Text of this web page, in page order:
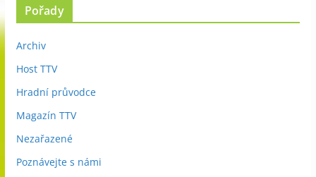
Pořady
Archiv
Host TTV
Hradní průvodce
Magazín TTV
Nezařazené
Poznávejte s námi